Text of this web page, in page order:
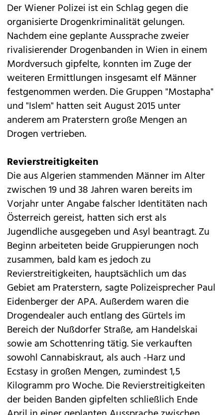
Der Wiener Polizei ist ein Schlag gegen die
organisierte Drogenkriminalität gelungen.
Nachdem eine geplante Aussprache zweier
rivalisierender Drogenbanden in Wien in einem
Mordversuch gipfelte, konnten im Zuge der
weiteren Ermittlungen insgesamt elf Männer
festgenommen werden. Die Gruppen "Mostapha"
und "Islem" hatten seit August 2015 unter
anderem am Praterstern große Mengen an
Drogen vertrieben.
Revierstreitigkeiten
Die aus Algerien stammenden Männer im Alter
zwischen 19 und 38 Jahren waren bereits im
Vorjahr unter Angabe falscher Identitäten nach
Österreich gereist, hatten sich erst als
Jugendliche ausgegeben und Asyl beantragt. Zu
Beginn arbeiteten beide Gruppierungen noch
zusammen, bald kam es jedoch zu
Revierstreitigkeiten, hauptsächlich um das
Gebiet am Praterstern, sagte Polizeisprecher Paul
Eidenberger der APA. Außerdem waren die
Drogendealer auch entlang des Gürtels im
Bereich der Nußdorfer Straße, am Handelskai
sowie am Schottenring tätig. Sie verkauften
sowohl Cannabiskraut, als auch -Harz und
Ecstasy in großen Mengen, zumindest 1,5
Kilogramm pro Woche. Die Revierstreitigkeiten
der beiden Banden gipfelten schließlich Ende